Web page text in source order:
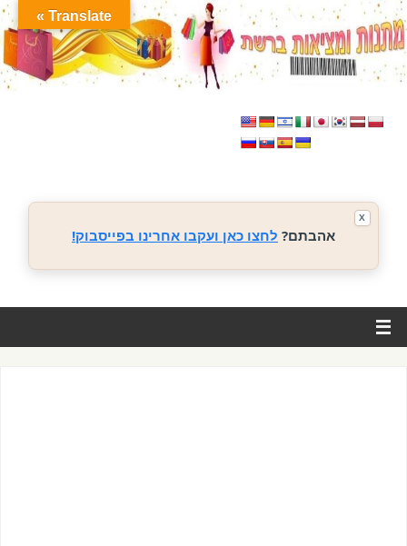
אהבתם? לחצו כאן ועקבו אחרינו בפייסבוק!
X
Translate »